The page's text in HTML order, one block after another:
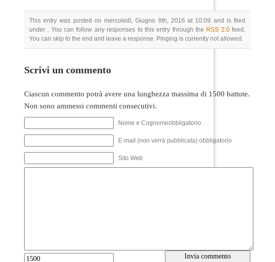
This entry was posted on mercoledì, Giugno 8th, 2016 at 10:09 and is filed
under . You can follow any responses to this entry through the RSS 2.0feed.
You can skip to the end and leave a response. Pinging is currently not allowed.
Scrivi un commento
Ciascun commento potrà avere una lunghezza massima di 1500 battute.
Non sono ammessi commenti consecutivi.
Nome e Cognomeobbligatorio
E-mail (non verrà pubblicata) obbligatorio
Sito Web